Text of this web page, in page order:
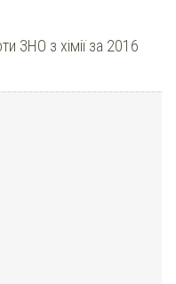
ЗНО з хімії за 2016